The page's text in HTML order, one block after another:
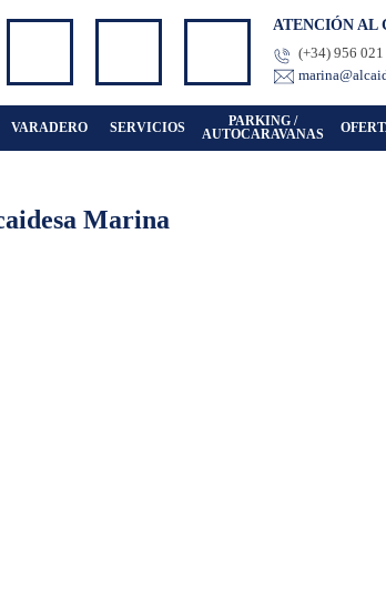
ATENCIÓN AL
(+34) 956 021
VARADERO SERVICIOS
PARKING /
AUTOCARAVANAS
Marina